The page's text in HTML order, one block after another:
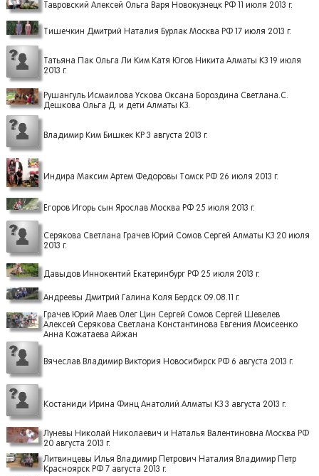
Тавровский Алексей Ольга Варя Новокузнецк РФ 11 июля 2013 г.
Тишечкин Дмитрий Наталия Бурлак Москва РФ 17 июля 2013 г.
Татьяна Пак Ольга Ли Ким Катя Югов Никита Алматы КЗ 19 июля
2013 г.
Рушангуль Исмаилова Ускова Оксана Бороздина Светлана.С.
Дешкова Ольга Д. и дети Алматы КЗ.
Владимир Ким Бишкек КР 3 августа 2013 г.
Индира Максим Артем Федоровы Томск РФ 26 июля 2013 г.
Егоров Игорь сын Ярослав Москва РФ 25 июля 2013 г.
Серякова Светлана Грачев Юрий Сомов Сергей Алматы КЗ 20 июля
2013 г.
Давыдов Иннокентий Екатеринбург РФ 25 июля 2013 г.
Андреевы Дмитрий Галина Коля Бердск 09.08.11 г.
Грачев Юрий Маев Олег Цин Сергей Сомов Сергей Шевелев
Алексей Серякова Светлана Константинова Евгения Моисеенко
Анна Кожатаева Айжан
Вячеслав Владимир Виктория Новосибирск РФ 6 августа 2013 г.
Костаниди Ирина Финц Анатолий Алматы КЗ 3 августа 2013 г.
Луневы Николай Николаевич и Наталья Валентиновна Москва РФ
20 августа 2013 г.
Литвинцевы Илья Владимир Петрович Наталия Владимир Петр
Красноярск РФ 7 августа 2013 г.